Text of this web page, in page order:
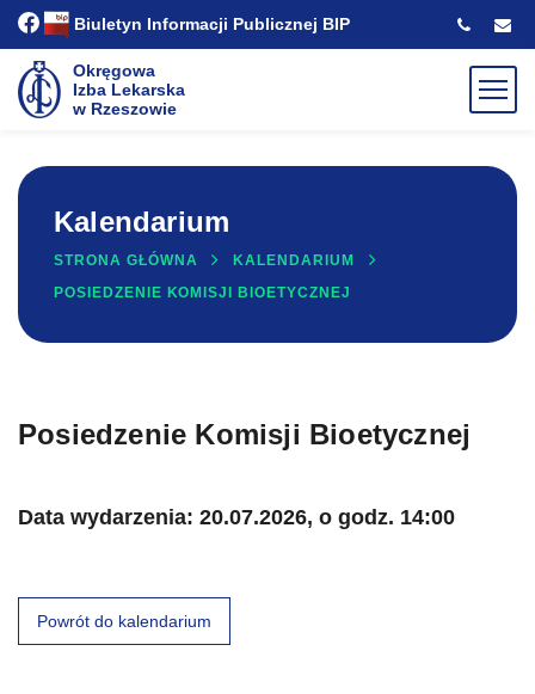
Biuletyn Informacji Publicznej BIP
Okręgowa
Izba Lekarska
w Rzeszowie
Kalendarium
STRONA GŁÓWNA
KALENDARIUM
POSIEDZENIE KOMISJI BIOETYCZNEJ
Posiedzenie Komisji Bioetycznej
Data wydarzenia: 20.07.2026, o godz. 14:00
Powrót do kalendarium